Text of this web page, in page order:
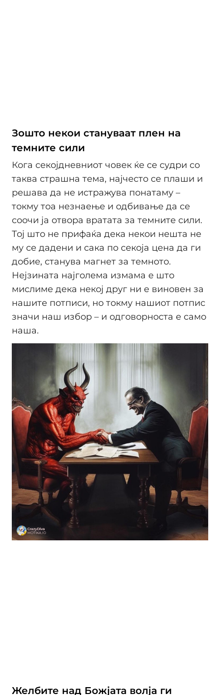
Зошто некои стануваат плен на
темните сили
Кога секојдневниот човек ќе се судри со
таква страшна тема, најчесто се плаши и
решава да не истражува понатаму –
токму тоа незнаење и одбивање да се
соочи ја отвора вратата за темните сили.
Тој што не прифаќа дека некои нешта не
му се дадени и сака по секоја цена да ги
добие, станува магнет за темното.
Нејзината најголема измама е што
мислиме дека некој друг ни е виновен за
нашите потписи, но токму нашиот потпис
значи наш избор – и одговорноста е само
наша.
Желбите над Божјата волја ги